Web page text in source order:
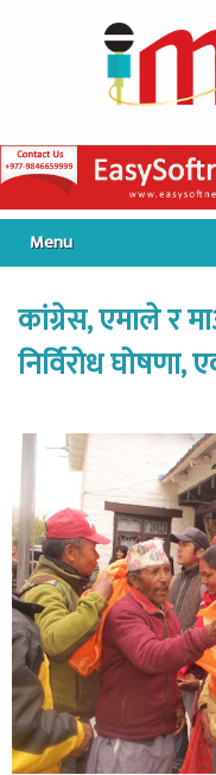
Menu
कांग्रेस, एमाले र
निर्विरोध